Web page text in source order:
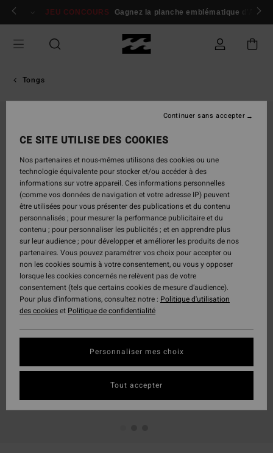
Passer
Se connecter / s'inscrire
JEU CONCOURS Gagnez la planche emblématique d'Andy
Tongs
CE SITE UTILISE DES COOKIES
Nos partenaires et nous-mêmes utilisons des cookies ou une
technologie équivalente pour stocker et/ou accéder à des
informations sur votre appareil. Ces informations personnelles
(comme vos données de navigation et votre adresse IP) peuvent
être utilisées pour vous présenter des publications et du contenu
personnalisés ; pour mesurer la performance publicitaire et du
contenu ; pour personnaliser les publicités ; et en apprendre plus
sur leur audience ; pour développer et améliorer les produits de nos
partenaires. Vous pouvez paramétrer vos choix pour accepter ou
non les cookies soumis à votre consentement, ou vous y opposer
lorsque les cookies concernés ne relèvent pas de votre
consentement (tels que certains cookies de mesure d’audience).
Pour plus d'informations, consultez notre : Politique d'utilisation
des cookieset Politique de confidentialité
Personnaliser mes choix
Continuer sans accepter
Tout accepter